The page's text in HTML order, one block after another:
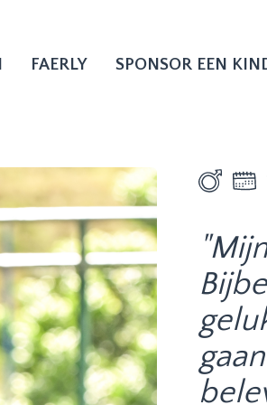
FAERLY SPONSOR EEN